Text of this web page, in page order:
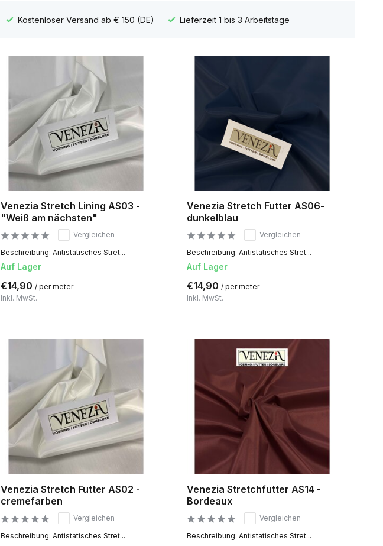
Kostenloser Versand ab € 150 (DE) Lieferzeit 1 bis 3 Arbeitstage
Venezia Stretch Lining AS03 -
"Weiß am nächsten"
Vergleichen
Beschreibung: Antistatisches Stret...
Auf Lager
€14,90 / per meter
Inkl. MwSt.
Venezia Stretch Futter AS06-
dunkelblau
Vergleichen
Beschreibung: Antistatisches Stret...
Auf Lager
€14,90 / per meter
Inkl. MwSt.
Venezia Stretch Futter AS02 -
cremefarben
Vergleichen
Beschreibung: Antistatisches Stret...
Venezia Stretchfutter AS14 -
Bordeaux
Vergleichen
Beschreibung: Antistatisches Stret...